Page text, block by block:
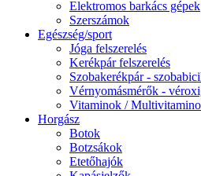
Elektromos barkács gépek
Szerszámok
Egészség/sport
Jóga felszerelés
Kerékpár felszerelés
Szobakerékpár -
Vérnyomásmérők -
Vitaminok /
Horgász
Botok
Botzsákok
Etetőhajók